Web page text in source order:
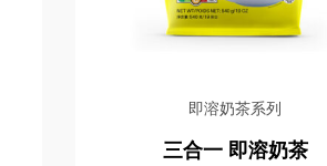
即溶奶茶系列
三合一 即溶奶茶